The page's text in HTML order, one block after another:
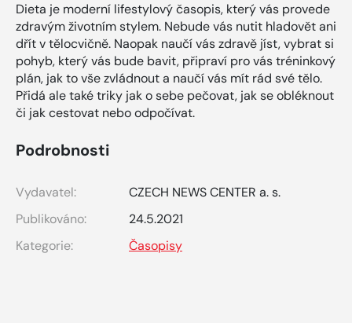
Dieta je moderní lifestylový časopis, který vás provede
zdravým životním stylem. Nebude vás nutit hladovět ani
dřít v tělocvičně. Naopak naučí vás zdravě jíst, vybrat si
pohyb, který vás bude bavit, připraví pro vás tréninkový
plán, jak to vše zvládnout a naučí vás mít rád své tělo.
Přidá ale také triky jak o sebe pečovat, jak se obléknout
či jak cestovat nebo odpočívat.
Podrobnosti
Vydavatel:
CZECH NEWS CENTER a. s.
Publikováno:
24.5.2021
Kategorie:
Časopisy